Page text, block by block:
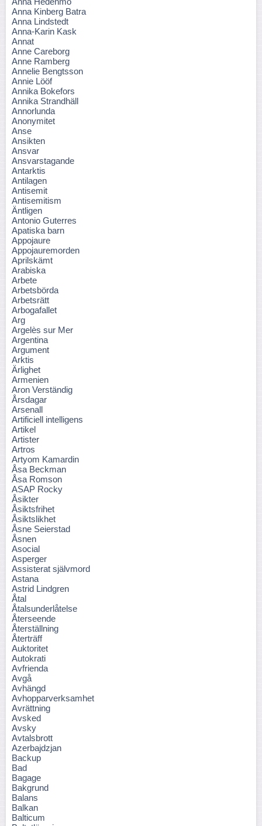
Anna Kinberg Batra
Anna Lindstedt
Anna-Karin Kask
Annat
Anne Careborg
Anne Ramberg
Annelie Bengtsson
Annie Lööf
Annika Bokefors
Annika Strandhäll
Annorlunda
Anonymitet
Anse
Ansikten
Ansvar
Ansvarstagande
Antarktis
Antilagen
Antisemit
Antisemitism
Äntligen
Antonio Guterres
Apatiska barn
Appojaure
Appojauremorden
Aprilskämt
Arabiska
Arbete
Arbetsbörda
Arbetsrätt
Arbogafallet
Arg
Argelès sur Mer
Argentina
Argument
Arktis
Ärlighet
Armenien
Aron Verständig
Årsdagar
Arsenall
Artificiell intelligens
Artikel
Artister
Artros
Artyom Kamardin
Åsa Beckman
Åsa Romson
ASAP Rocky
Åsikter
Åsiktsfrihet
Åsiktslikhet
Åsne Seierstad
Åsnen
Asocial
Asperger
Assisterat självmord
Astana
Astrid Lindgren
Åtal
Åtalsunderlåtelse
Återseende
Återställning
Återträff
Auktoritet
Autokrati
Avfrienda
Avgå
Avhängd
Avhopparverksamhet
Avrättning
Avsked
Avsky
Avtalsbrott
Azerbajdzjan
Backup
Bad
Bagage
Bakgrund
Balans
Balkan
Balticum